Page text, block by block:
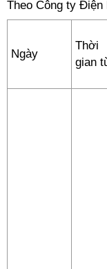
Theo Công ty
Ngày
Thời
gian